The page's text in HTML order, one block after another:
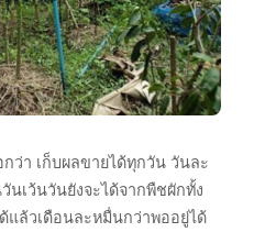
ว่า เก็บผลขายได้ทุกวัน วันละ
นเว้นวันยังจะได้จากพืชผักทั้ง
ล้วเดือนละหมื่นกว่าพออยู่ได้